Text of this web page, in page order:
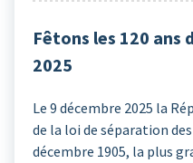
Fêtons les 120 ans
2025
Le 9 décembre 2025 la
de la loi de séparation
décembre 1905, la plus